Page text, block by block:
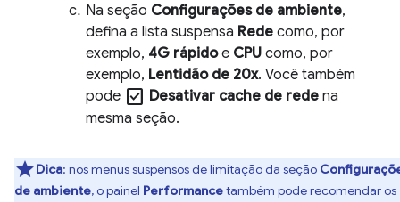
Na seção Configurações de ambiente,
defina a lista suspensa Rede como, por
exemplo, 4G rápidoe CPU como, por
exemplo, Lentidão de 20x. Você também
pode check_box Desativar cache de rede na
mesma seção.
Dica: nos menus suspensos de limitação da seção
de ambiente, o painel Performancetambém pode recomendar os